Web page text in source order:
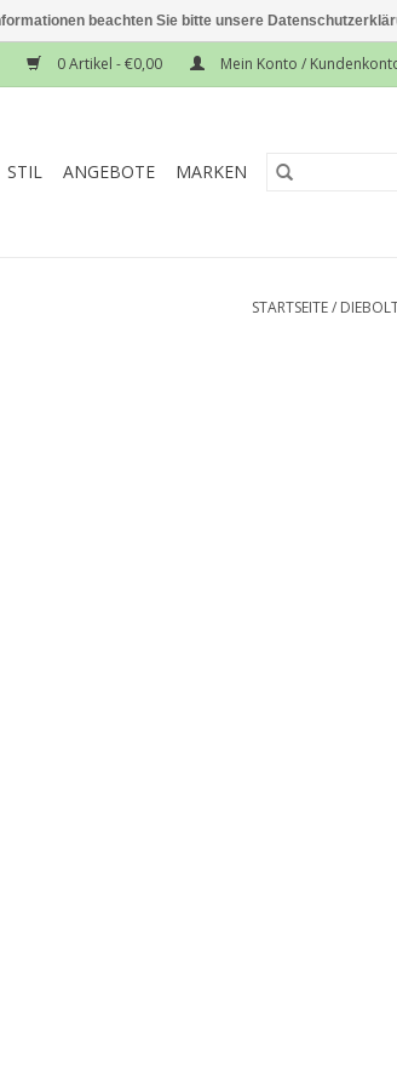
0 Artikel - €0,00 Mein Konto /
STIL ANGEBOTE MARKEN
STARTSEITE/
beachten Sie bitte unsere